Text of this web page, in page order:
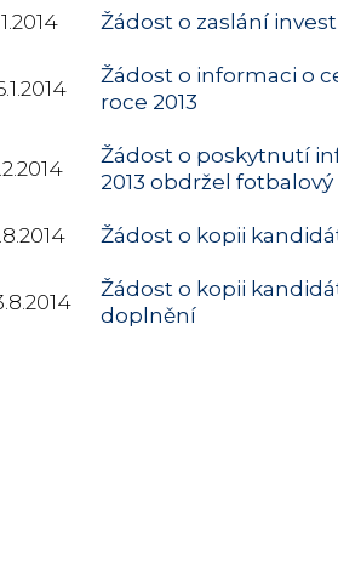
Žádost o zaslání
Žádost o informaci o
roce 2013
Žádost o poskytnutí
2013 obdržel fotbalový
Žádost o kopii
Žádost o kopii
doplnění